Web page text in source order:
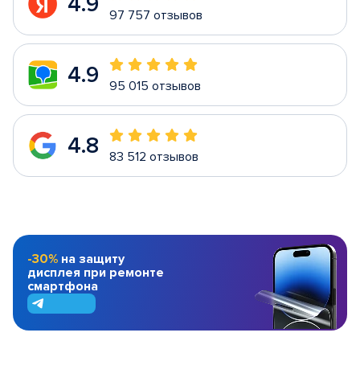
97 757 отзывов
4.9 95 015 отзывов
4.8 83 512 отзывов
-30% на защиту
дисплея при ремонте
смартфона